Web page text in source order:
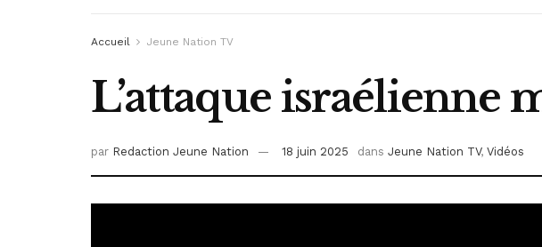
Accueil Jeune Nation TV
L’attaque israélienne
par Redaction Jeune Nation 18 juin 2025 dans Jeune Nation TV, Vidéos